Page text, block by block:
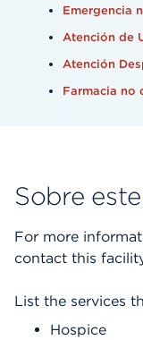
Emergencia
Atención de
Atención
Farmacia no
Sobre
For more
contact this
List the services
Hospice